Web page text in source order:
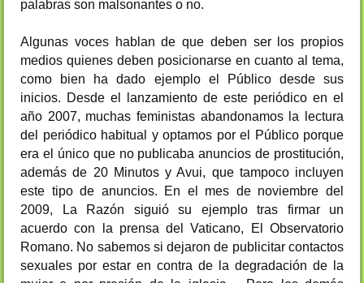
palabras son malsonantes o no.
Algunas voces hablan de que deben ser los propios
medios quienes deben posicionarse en cuanto al tema,
como bien ha dado ejemplo el Público desde sus
inicios. Desde el lanzamiento de este periódico en el
año 2007, muchas feministas abandonamos la lectura
del periódico habitual y optamos por el Público porque
era el único que no publicaba anuncios de prostitución,
además de 20 Minutos y Avui, que tampoco incluyen
este tipo de anuncios. En el mes de noviembre del
2009, La Razón siguió su ejemplo tras firmar un
acuerdo con la prensa del Vaticano, El Observatorio
Romano. No sabemos si dejaron de publicitar contactos
sexuales por estar en contra de la degradación de la